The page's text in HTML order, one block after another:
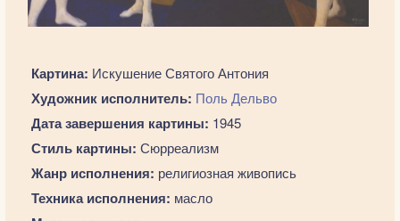
Картина: Искушение Святого Антония
Художник исполнитель: Поль Дельво
Дата завершения картины: 1945
Стиль картины: Сюрреализм
Жанр исполнения: религиозная живопись
Техника исполнения: масло